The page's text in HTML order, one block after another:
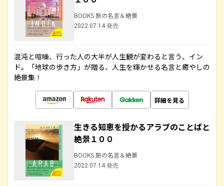
BOOKS 旅の名言＆絶景
2022.07.14 発売
混沌と喧噪、行った人の大半が人生観が変わると言う、イン
ド。「地球の歩き方」が贈る、人生を輝かせる名言と癒やしの
絶景集！
詳細を見る
生きる知恵を授かるアラブのことばと
絶景１００
BOOKS 旅の名言＆絶景
2022.07.14 発売